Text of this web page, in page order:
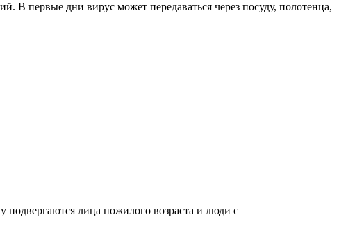
В первые дни вирус может передаваться через посуду, полотенца,
лица пожилого возраста и люди с